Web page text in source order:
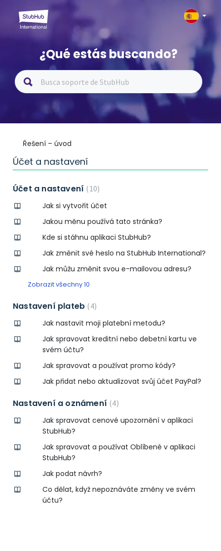
¿Qué estás buscando?
Řešení – úvod
Účet a nastavení
Účet a nastavení
10
Jak si vytvořit účet
Jakou měnu používá tato stránka?
Kde si stáhnu aplikaci StubHub?
Jak změnit své heslo na StubHub International?
Jak můžu změnit svou e-mailovou adresu?
Zobrazit všechny 10
Nastavení plateb 4
Jak nastavit moji platební metodu?
Jak spravovat kreditní nebo debetní kartu ve
svém účtu?
Jak spravovat a používat promo kódy?
Jak přidat nebo aktualizovat svůj účet PayPal?
Nastavení a oznámení 4
Jak spravovat cenové upozornění v aplikaci
StubHub?
Jak spravovat a používat Oblíbené v aplikaci
StubHub?
Jak podat návrh?
Co dělat, když nepoznáváte změny ve svém
účtu?